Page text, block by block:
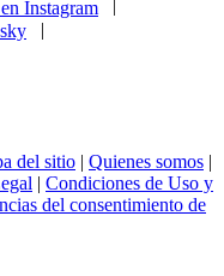
|
del sitio | Quienes somos |
| Condiciones de Uso y
del consentimiento de